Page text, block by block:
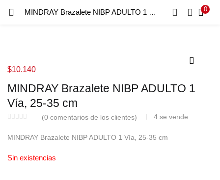
MINDRAY Brazalete NIBP ADULTO 1 Vía, 25-35 cm 0
INICIO DE SESIÓN REGISTRO
Recordar Datos
MINDRAY Brazalete NIBP ADULTO 1
Vía, 25-35 cm
(0 comentarios de los clientes) 4 se vende
$10.140
MINDRAY Brazalete NIBP ADULTO 1 Vía, 25-35 cm
Sin existencias